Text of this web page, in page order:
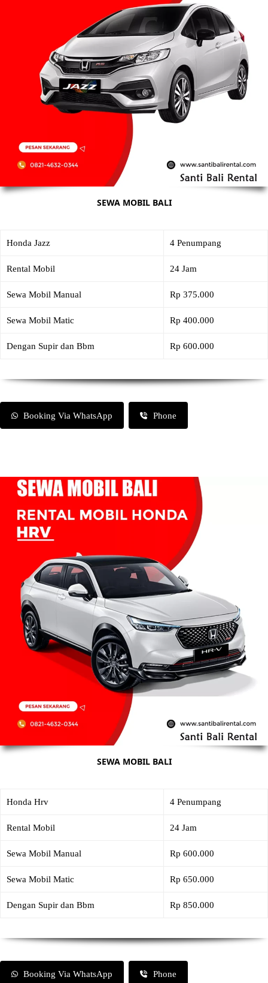
SEWA MOBIL BALI
Honda Jazz 4 Penumpang
Rental Mobil 24 Jam
Sewa Mobil Manual Rp 375.000
Sewa Mobil Matic Rp 400.000
Dengan Supir dan Bbm Rp 600.000
Booking Via WhatsApp Phone
SEWA MOBIL BALI
Honda Hrv 4 Penumpang
Rental Mobil 24 Jam
Sewa Mobil Manual Rp 600.000
Sewa Mobil Matic Rp 650.000
Dengan Supir dan Bbm Rp 850.000
Booking Via WhatsApp Phone